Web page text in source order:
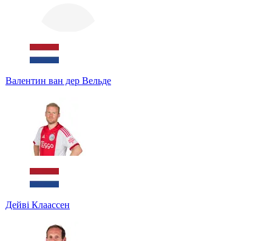
Валентин ван дер Вельде
Дейві Клаассен